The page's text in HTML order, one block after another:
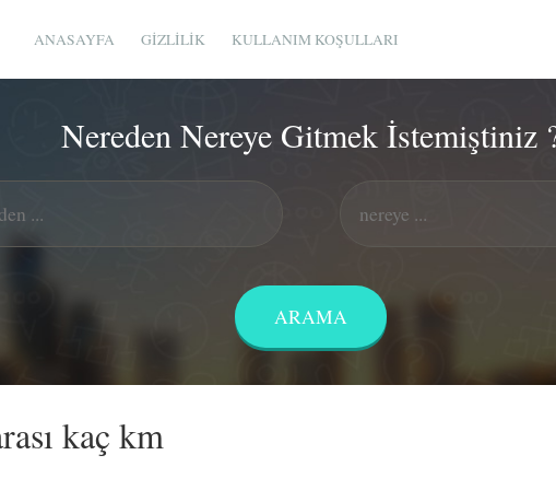
ANASAYFA GIZLILIK KULLANIM KOŞULLARI
Nereden Nereye Gitmek İstemiştiniz
kaç km